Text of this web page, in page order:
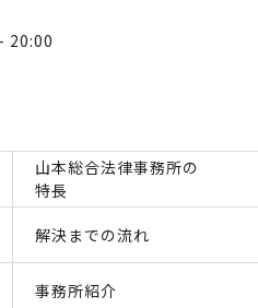
20:00
山本総合法律事務所の
特長
解決までの流れ
事務所紹介